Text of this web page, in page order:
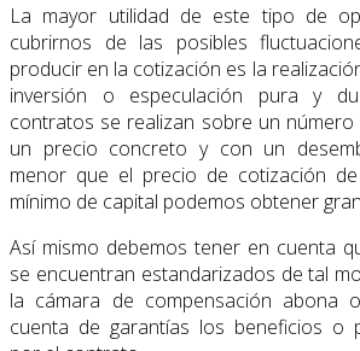
La mayor utilidad de este tipo de
cubrirnos de las posibles
producir en la cotización es la
inversión o especulación pura y
contratos se realizan sobre un
un precio concreto y con un
menor que el precio de cotización
mínimo de capital podemos obtener
Así mismo debemos tener en cuenta
se encuentran estandarizados de tal
la cámara de compensación abona
cuenta de garantías los beneficios o